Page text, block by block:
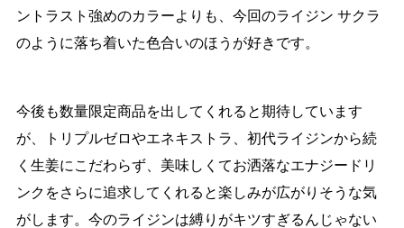
ントラスト強めのカラーよりも、今回のライジン サクラ
のように落ち着いた色合いのほうが好きです。
今後も数量限定商品を出してくれると期待しています
が、トリプルゼロやエネキストラ、初代ライジンから続
く生姜にこだわらず、美味しくてお洒落なエナジードリ
ンクをさらに追求してくれると楽しみが広がりそうな気
がします。今のライジンは縛りがキツすぎるんじゃない